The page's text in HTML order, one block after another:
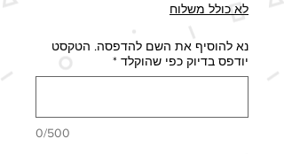
לא כולל משלוח
נא להוסיף את השם להדפסה. הטקסט
יודפס בדיוק כפי שהוקלד *
0/500